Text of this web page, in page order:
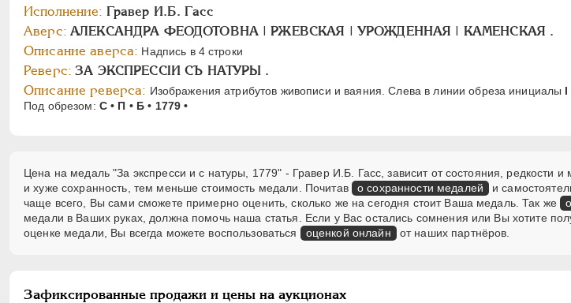
Исполнение: Гравер И.Б. Гасс
Аверс: АЛЕКСАНДРА ФЕОДОТОВНА | РЖЕВСКАЯ | УРОЖДЕННАЯ | КАМЕНСКАЯ .
Описание аверса: Надпись в 4 строки
Реверс: ЗА ЭКСПРЕССIИ СЪ НАТУРЫ .
Описание реверса: Изображения атрибутов живописи и ваяния. Слева в линии обреза инициалы I
Под обрезом: С • П • Б • 1779 •
Цена на медаль "За экспресси и с натуры, 1779" - Гравер И.Б. Гасс, зависит от состояния, редкости
и хуже сохранность, тем меньше стоимость медали. Почитав
о сохранности медалей и
чаще всего, Вы сами сможете примерно оценить, сколько же на сегодня стоит Ваша медаль. Так же
медали в Ваших руках, должна помочь наша статья. Если у Вас остались сомнения или Вы хотите
оценке медали, Вы всегда можете воспользоваться
оценкой онлайн от наших партнёров.
Зафиксированные продажи и цены на аукционах